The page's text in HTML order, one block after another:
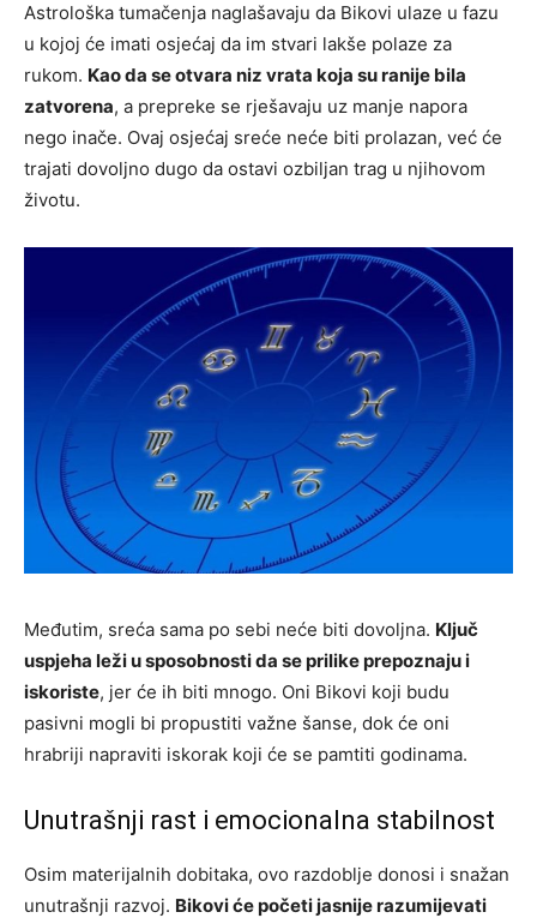
Astrološka tumačenja naglašavaju da Bikovi ulaze u fazu
u kojoj će imati osjećaj da im stvari lakše polaze za
rukom. Kao da se otvara niz vrata koja su ranije bila
zatvorena, a prepreke se rješavaju uz manje napora
nego inače. Ovaj osjećaj sreće neće biti prolazan, već će
trajati dovoljno dugo da ostavi ozbiljan trag u njihovom
životu.
Međutim, sreća sama po sebi neće biti dovoljna. Ključ
uspjeha leži u sposobnosti da se prilike prepoznaju i
iskoriste, jer će ih biti mnogo. Oni Bikovi koji budu
pasivni mogli bi propustiti važne šanse, dok će oni
hrabriji napraviti iskorak koji će se pamtiti godinama.
Unutrašnji rast i emocionalna stabilnost
Osim materijalnih dobitaka, ovo razdoblje donosi i snažan
unutrašnji razvoj. Bikovi će početi jasnije razumijevati